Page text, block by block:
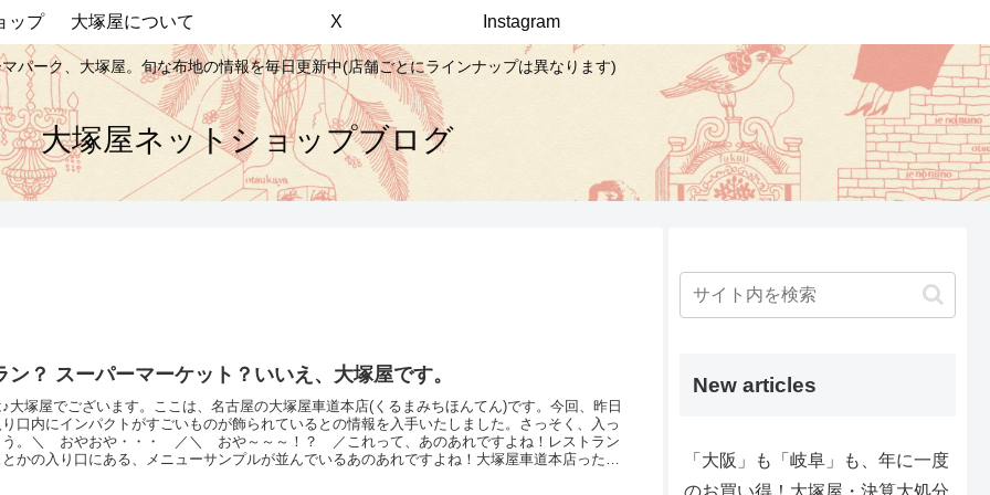
パーク、大塚屋。旬な布地の情報を毎日更新中(店舗ごとにラインナップは異なります)
大塚屋ネットショップブログ
ップ 大塚屋について X Instagram
ン？ スーパーマーケット？いいえ、大塚屋です。
大塚屋でございます。ここは、名古屋の大塚屋車道本店(くるまみちほんてん)です。今回、昨日
口内にインパクトがすごいものが飾られているとの情報を入手いたしました。さっそく、入っ
う。＼ おやおや・・・ ／＼ おや～～～！？ ／これって、あのあれですよね！レストラン
かの入り口にある、メニューサンプルが並んでいるあのあれですよね！大塚屋車道本店った
New articles
「大阪」も「岐阜」も、年に一度
のお買い得！大塚屋・決算大処分